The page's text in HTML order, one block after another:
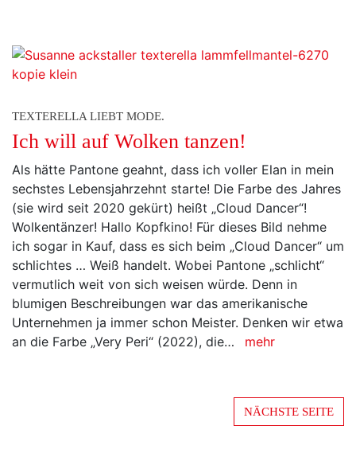
TEXTERELLA LIEBT MODE.
Ich will auf Wolken tanzen!
Als hätte Pantone geahnt, dass ich voller Elan in mein
sechstes Lebensjahrzehnt starte! Die Farbe des Jahres
(sie wird seit 2020 gekürt) heißt „Cloud Dancer“!
Wolkentänzer! Hallo Kopfkino! Für dieses Bild nehme
ich sogar in Kauf, dass es sich beim „Cloud Dancer“ um
schlichtes … Weiß handelt. Wobei Pantone „schlicht“
vermutlich weit von sich weisen würde. Denn in
blumigen Beschreibungen war das amerikanische
Unternehmen ja immer schon Meister. Denken wir etwa
an die Farbe „Very Peri“ (2022), die…
mehr
NÄCHSTE SEITE